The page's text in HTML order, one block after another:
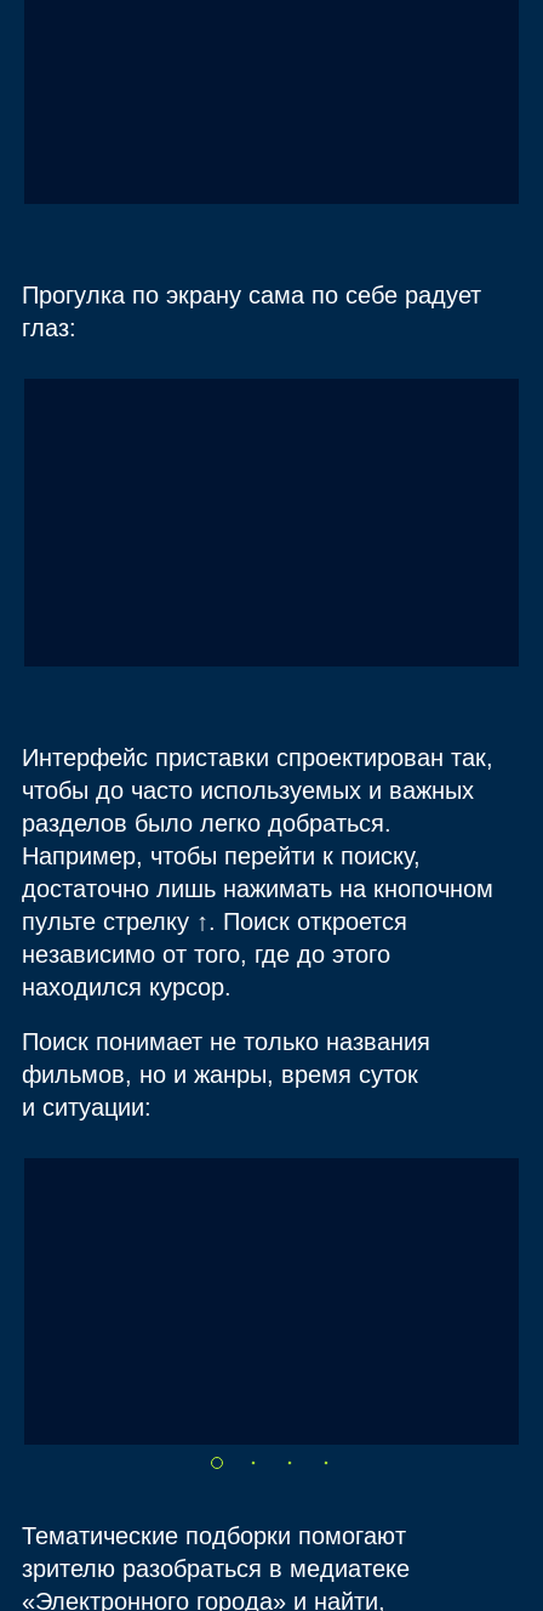
Прогулка по экрану сама по себе радует
глаз:
Интерфейс приставки спроектирован так,
чтобы до часто используемых и важных
разделов было легко добраться.
Например, чтобы перейти к поиску,
достаточно лишь нажимать на кнопочном
пульте стрелку ↑. Поиск откроется
независимо от того, где до этого
находился курсор.
Поиск понимает не только названия
фильмов, но и жанры, время суток
и ситуации:
Тематические подборки помогают
зрителю разобраться в медиатеке
«Электронного города» и найти,